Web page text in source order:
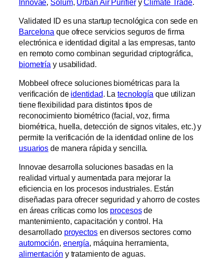
Innovae, Solum, Urban Air PurifieryClimate Trade.
Validated ID es una startup tecnológica con sede en
Barcelona que ofrece servicios seguros de firma
electrónica e identidad digital a las empresas, tanto
en remoto como combinan seguridad criptográfica,
biometría y usabilidad.
Mobbeel ofrece soluciones biométricas para la
verificación de identidad. Latecnología que utilizan
tiene flexibilidad para distintos tipos de
reconocimiento biométrico (facial, voz, firma
biométrica, huella, detección de signos vitales, etc.) y
permite la verificación de la identidad online de los
usuarios de manera rápida y sencilla.
Innovae desarrolla soluciones basadas en la
realidad virtual y aumentada para mejorar la
eficiencia en los procesos industriales. Están
diseñadas para ofrecer seguridad y ahorro de costes
en áreas críticas como los procesosde
mantenimiento, capacitación y control. Ha
desarrollado proyectosen diversos sectores como
automoción, energía, máquina herramienta,
alimentación y tratamiento de aguas.